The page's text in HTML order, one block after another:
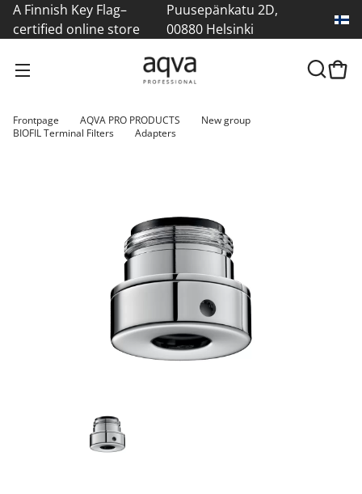
A Finnish Key Flag–
certified online store
Puusepänkatu 2D,
00880 Helsinki
Frontpage AQVA PRO PRODUCTS
New group
BIOFIL Terminal Filters
Adapters